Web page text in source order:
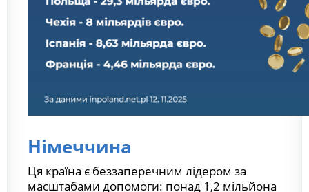
Німеччина
Ця країна є беззаперечним лідером за
масштабами допомоги: понад 1,2 мільйона